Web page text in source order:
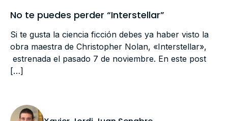
No te puedes perder “Interstellar”
Si te gusta la ciencia ficción debes ya haber visto la
obra maestra de Christopher Nolan, «Interstellar»,
estrenada el pasado 7 de noviembre. En este post
[…]